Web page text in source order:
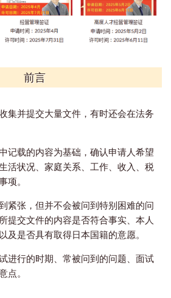
前言
集并提交大量文件，有时还会在法务
记载的内容为基础，确认申请人希望
活状况、家庭关系、工作、收入、税
项。
紧张，但并不会被问到特别困难的问
提交文件的内容是否符合事实、本人
及是否具有取得日本国籍的意愿。
进行的时期、常被问到的问题、面试
点。